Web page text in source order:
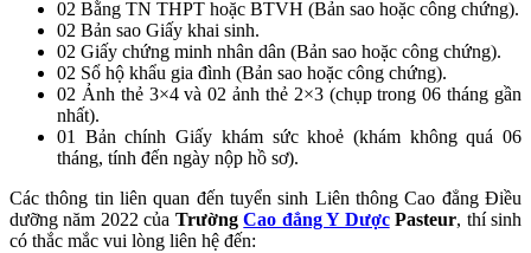
02 Bằng TN THPT hoặc BTVH (Bản sao hoặc công chứng).
02 Bản sao Giấy khai sinh.
02 Giấy chứng minh nhân dân (Bản sao hoặc công chứng).
02 Sổ hộ khẩu gia đình (Bản sao hoặc công chứng).
02 Ảnh thẻ 3×4 và 02 ảnh thẻ 2×3 (chụp trong 06 tháng gần
nhất).
01 Bản chính Giấy khám sức khoẻ (khám không quá 06
tháng, tính đến ngày nộp hồ sơ).
Các thông tin liên quan đến tuyển sinh Liên thông Cao đẳng Điều
dưỡng năm 2022 của TrườngCao đẳng Y DượcPasteur, thí sinh
có thắc mắc vui lòng liên hệ đến: